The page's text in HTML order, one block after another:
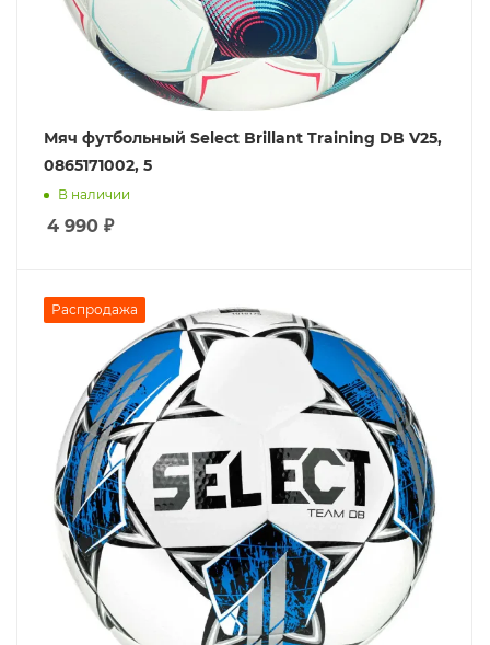
Мяч футбольный Select Brillant Training DB V25,
0865171002, 5
В наличии
4 990 ₽
Распродажа